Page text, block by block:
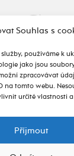
Souhlas s
používáme k
jako jsou
zpracovávat
na tomto webu.
určité vlastnosti a
Příjmout
Tady to taky žije
alive.osu.cz- ISSN